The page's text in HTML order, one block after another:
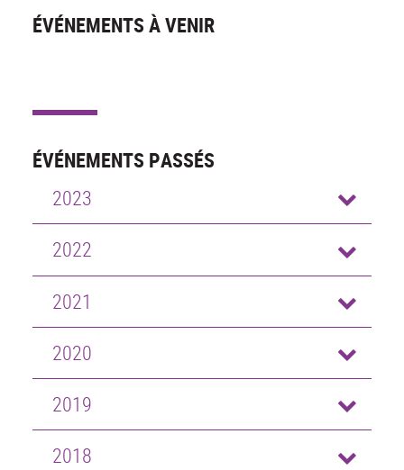
ÉVÉNEMENTS À VENIR
ÉVÉNEMENTS PASSÉS
2023
2022
2021
2020
2019
2018